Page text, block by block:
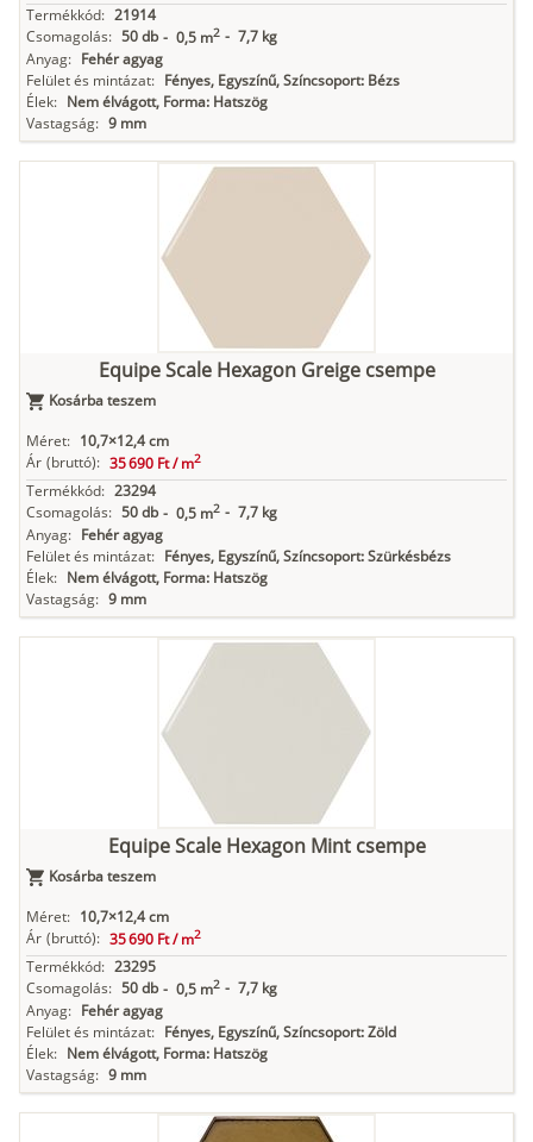
Termékkód: 21914
Csomagolás: 50 db - 0,5 m2 - 7,7 kg
Anyag: Fehér agyag
Felület és mintázat: Fényes, Egyszínű, Színcsoport: Bézs
Élek: Nem élvágott, Forma: Hatszög
Vastagság: 9 mm
Equipe Scale Hexagon Greige csempe
Kosárba teszem
Méret: 10,7×12,4 cm
Ár (bruttó): 35 690 Ft /m2
Termékkód: 23294
Csomagolás: 50 db - 0,5 m2 - 7,7 kg
Anyag: Fehér agyag
Felület és mintázat: Fényes, Egyszínű, Színcsoport: Szürkésbézs
Élek: Nem élvágott, Forma: Hatszög
Vastagság: 9 mm
Equipe Scale Hexagon Mint csempe
Kosárba teszem
Méret: 10,7×12,4 cm
Ár (bruttó): 35 690 Ft /m2
Termékkód: 23295
Csomagolás: 50 db - 0,5 m2 - 7,7 kg
Anyag: Fehér agyag
Felület és mintázat: Fényes, Egyszínű, Színcsoport: Zöld
Élek: Nem élvágott, Forma: Hatszög
Vastagság: 9 mm